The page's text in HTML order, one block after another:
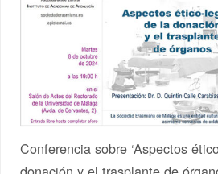
Conferencia sobre ‘Aspectos